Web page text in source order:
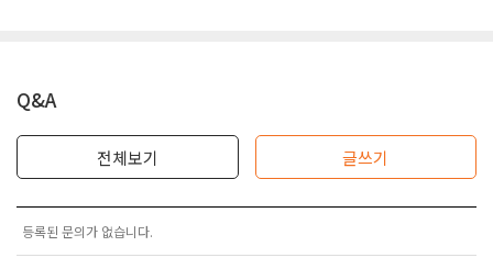
Q&A
전체보기 글쓰기
등록된 문의가 없습니다.